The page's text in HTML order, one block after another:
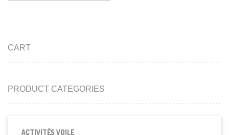
CART
PRODUCT CATEGORIES
ACTIVITÉS VOILE